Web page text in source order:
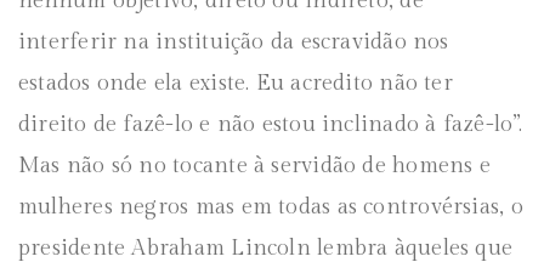
interferir na instituição da escravidão nos
estados onde ela existe. Eu acredito não ter
direito de fazê-lo e não estou inclinado à fazê-lo”.
Mas não só no tocante à servidão de homens e
mulheres negros mas em todas as controvérsias, o
presidente Abraham Lincoln lembra àqueles que